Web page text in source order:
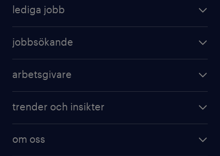
lediga jobb
jobbsökande
arbetsgivare
trender och insikter
om oss